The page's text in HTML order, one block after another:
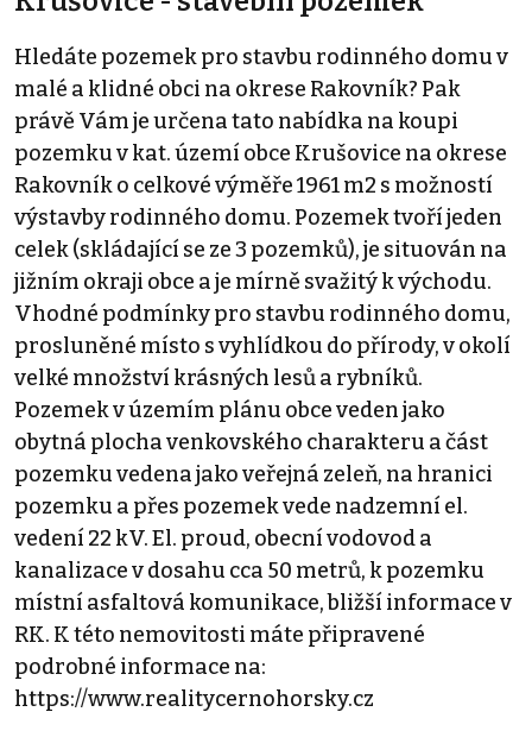
Hledáte pozemek pro stavbu rodinného domu v
malé a klidné obci na okrese Rakovník? Pak
právě Vám je určena tato nabídka na koupi
pozemku v kat. území obce Krušovice na okrese
Rakovník o celkové výměře 1961 m2 s možností
výstavby rodinného domu. Pozemek tvoří jeden
celek (skládající se ze 3 pozemků), je situován na
jižním okraji obce a je mírně svažitý k východu.
Vhodné podmínky pro stavbu rodinného domu,
prosluněné místo s vyhlídkou do přírody, v okolí
velké množství krásných lesů a rybníků.
Pozemek v územím plánu obce veden jako
obytná plocha venkovského charakteru a část
pozemku vedena jako veřejná zeleň, na hranici
pozemku a přes pozemek vede nadzemní el.
vedení 22 kV. El. proud, obecní vodovod a
kanalizace v dosahu cca 50 metrů, k pozemku
místní asfaltová komunikace, bližší informace v
RK. K této nemovitosti máte připravené
podrobné informace na:
https://www.realitycernohorsky.cz